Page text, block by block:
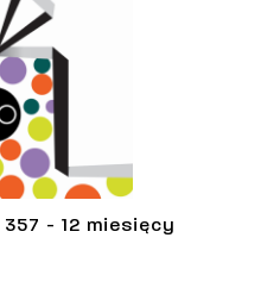
- 12 miesięcy